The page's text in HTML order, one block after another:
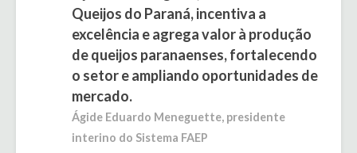
Queijos do Paraná, incentiva a
excelência e agrega valor à produção
de queijos paranaenses, fortalecendo
o setor e ampliando oportunidades de
mercado.
Ágide Eduardo Meneguette, presidente
interino do Sistema FAEP